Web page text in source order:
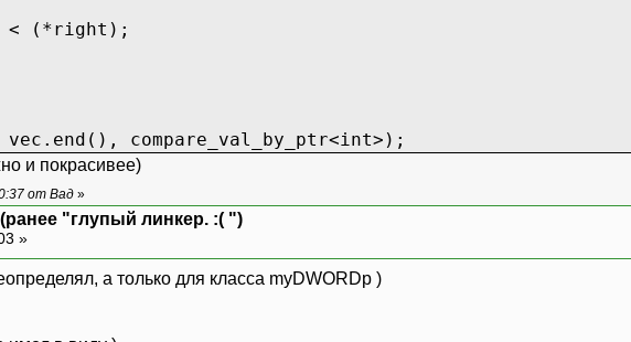
< (*right);
compare_val_by_ptr<int>);
и покрасивее)
от Вад »
"глупый линкер. :( ")
»
а только для класса myDWORDp )